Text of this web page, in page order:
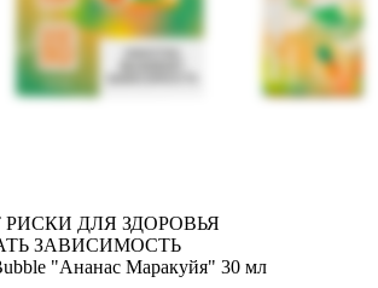
ДЛЯ ЗДОРОВЬЯ
ЗАВИСИМОСТЬ
"Ананас Маракуйя" 30 мл